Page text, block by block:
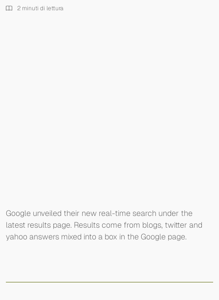
2 minuti di lettura
Google unveiled their new real-time search under the
latest results page. Results come from blogs, twitter and
yahoo answers mixed into a box in the Google page.